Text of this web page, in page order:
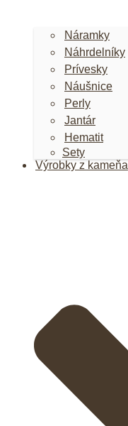
Náramky
Náhrdelníky
Prívesky
Náušnice
Perly
Jantár
Hematit
Sety
Výrobky z kameňa